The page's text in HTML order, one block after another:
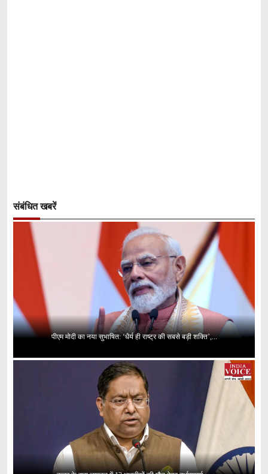
संबंधित खबरें
पीएम मोदी का नया सुभाषित: ‘धैर्य ही राष्ट्र की सबसे बड़ी शक्ति’,...